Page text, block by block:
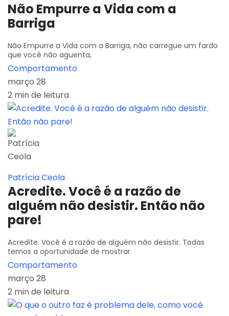
Não Empurre a Vida com a
Barriga
Não Empurre a Vida com a Barriga, não carregue um fardo
que você não aguenta,
Comportamento
março 28
2 min de leitura
Patrícia Ceola
Acredite. Você é a razão de
alguém não desistir. Então não
pare!
Acredite. Você é a razão de alguém não desistir. Todas
temos a oportunidade de mostrar
Comportamento
março 28
2 min de leitura